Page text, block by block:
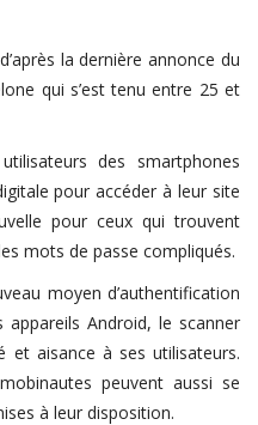
la dernière annonce du
qui s’est tenu entre 25 et
des smartphones
pour accéder à leur site
pour ceux qui trouvent
mots de passe compliqués.
moyen d’authentification
Android, le scanner
et aisance à ses utilisateurs.
peuvent aussi se
à leur disposition.